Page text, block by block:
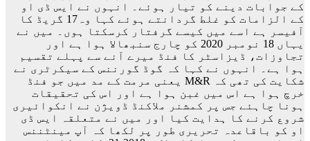
کے جوابات دینے کو تیار ہوئے۔ انہوں نے ایس ڈی او
کے الزامات کو غلط گردانتے ہوئے کہا وہ17 گریڈ کا
آفیسر ہے اسے میں کیسے گرفتار کرسکتا ہوں۔ میں نے
یہاں 18 نومبر 2020 کو چارج سنبھالا ہوا ہے اور
تجاوزات، ڈیزاسٹر کا فنڈ میرے آنے سے پہلے تقسیم
ہوا ہے۔ انہوں نے کہا کہ گوڈ گورننس کے سیکرٹری نے
شکایت کی تھی کہ M&R یعنی مرمت کے مد میں جو فنڈ
خرچ ہوا ہے اس میں غبن ہوا ہے اور اس کی تحقیقات
ہونا چاہئے جس پر کمشنر ملاکنڈ ڈویژن نے انکوائیری
شروع کرنے کا ہدایت کیا اور میں نے متعلقہ ایس ڈی
او کو باقاعدہ تحریری طور پر لکھا کہ آپ مینٹننس